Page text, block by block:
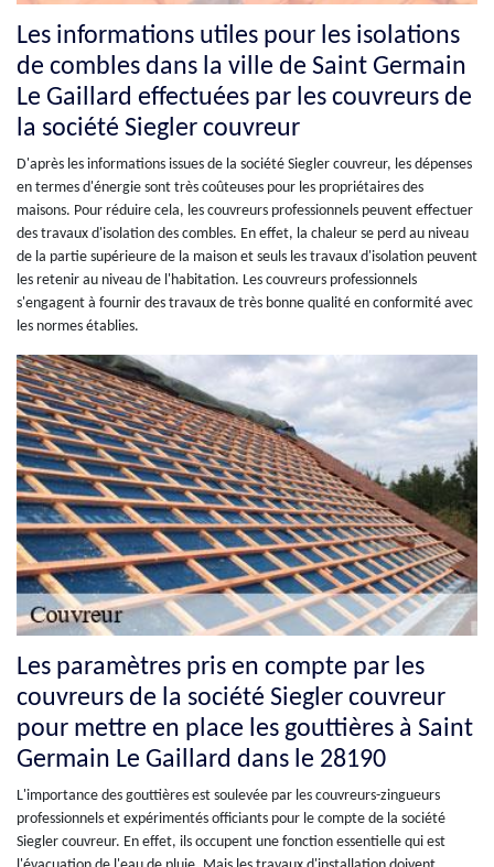
Les informations utiles pour les isolations
de combles dans la ville de Saint Germain
Le Gaillard effectuées par les couvreurs de
la société Siegler couvreur
D'après les informations issues de la société Siegler couvreur, les dépenses
en termes d'énergie sont très coûteuses pour les propriétaires des
maisons. Pour réduire cela, les couvreurs professionnels peuvent effectuer
des travaux d'isolation des combles. En effet, la chaleur se perd au niveau
de la partie supérieure de la maison et seuls les travaux d'isolation peuvent
les retenir au niveau de l'habitation. Les couvreurs professionnels
s'engagent à fournir des travaux de très bonne qualité en conformité avec
les normes établies.
Les paramètres pris en compte par les
couvreurs de la société Siegler couvreur
pour mettre en place les gouttières à Saint
Germain Le Gaillard dans le 28190
L'importance des gouttières est soulevée par les couvreurs-zingueurs
professionnels et expérimentés officiants pour le compte de la société
Siegler couvreur. En effet, ils occupent une fonction essentielle qui est